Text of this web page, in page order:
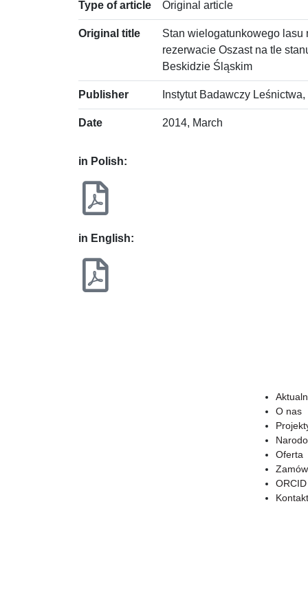
Type of article Original article
Original title
Stan wielogatunkowego lasu
rezerwacie Oszast na tle
Beskidzie Śląskim
Publisher Instytut Badawczy
Date 2014, March
in Polish:
in English:
O nas
Oferta
ORCID